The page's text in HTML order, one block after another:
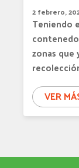
2 febrero,
Teniendo
zonas
VER